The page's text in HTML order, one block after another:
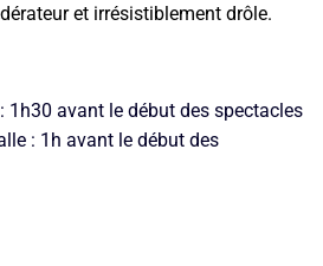
et irrésistiblement drôle.
1h30 avant le début des spectacles
: 1h avant le début des